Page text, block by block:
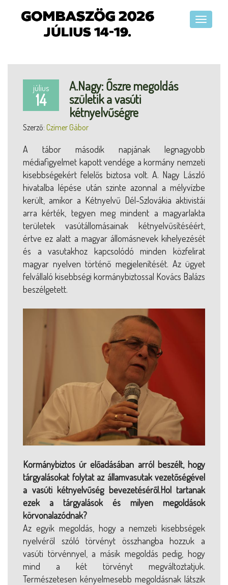
július
14
A.Nagy: Őszre megoldás
születik a vasúti
kétnyelvűségre
Szerző: Czímer Gábor
A tábor második napjának legnagyobb
médiafigyelmet kapott vendége a kormány nemzeti
kisebbségekért felelős biztosa volt. A. Nagy László
hivatalba lépése után szinte azonnal a mélyvízbe
került, amikor a Kétnyelvű Dél-Szlovákia aktivistái
arra kérték, tegyen meg mindent a magyarlakta
területek vasútállomásainak kétnyelvűsítéséért,
értve ez alatt a magyar állomásnevek kihelyezését
és a vasutakhoz kapcsolódó minden közfelirat
magyar nyelven történő megjelenítését. Az ügyet
felvállaló kisebbségi kormánybiztossal Kovács Balázs
beszélgetett.
Kormánybiztos úr előadásában arról beszélt, hogy
tárgyalásokat folytat az államvasutak vezetőségével
a vasúti kétnyelvűség bevezetéséről.Hol tartanak
ezek a tárgyalások és milyen megoldások
körvonalazódnak?
Az egyik megoldás, hogy a nemzeti kisebbségek
nyelvéről szóló törvényt összhangba hozzuk a
vasúti törvénnyel, a másik megoldás pedig, hogy
mind a két törvényt megváltoztatjuk.
Természetesen kényelmesebb megoldásnak látszik